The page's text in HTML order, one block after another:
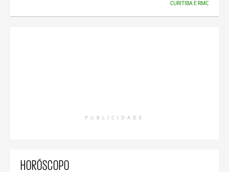
CURITIBA E RMC
PUBLICIDADE
HORÓSCOPO